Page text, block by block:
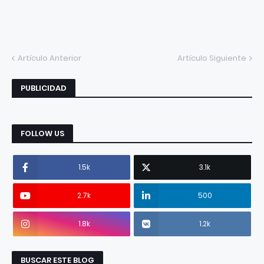
Artículo Anterior Artículo Siguiente
PUBLICIDAD
FOLLOW US
1.5k 3.1k
2.7k 500
1.8k 1.2k
BUSCAR ESTE BLOG